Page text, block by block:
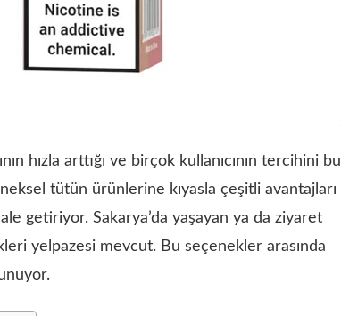
hızla arttığı ve birçok kullanıcının tercihini bu
tütün ürünlerine kıyasla çeşitli avantajları
getiriyor. Sakarya’da yaşayan ya da ziyaret
yelpazesi mevcut. Bu seçenekler arasında